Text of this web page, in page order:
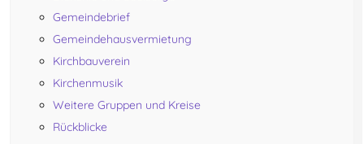
Gemeindebrief
Gemeindehausvermietung
Kirchbauverein
Kirchenmusik
Weitere Gruppen und Kreise
Rückblicke